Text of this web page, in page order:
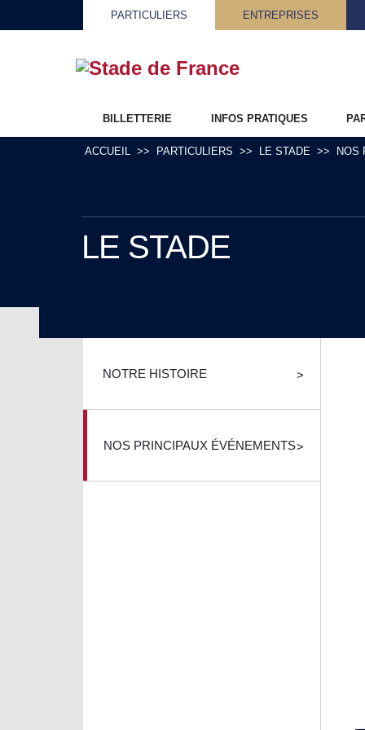
PARTICULIERS ENTREPRISES
BILLETTERIE INFOS PRATIQUES
ACCUEIL PARTICULIERS LE STADE NOS
LE STADE
NOTRE HISTOIRE
NOS PRINCIPAUX ÉVÉNEMENTS